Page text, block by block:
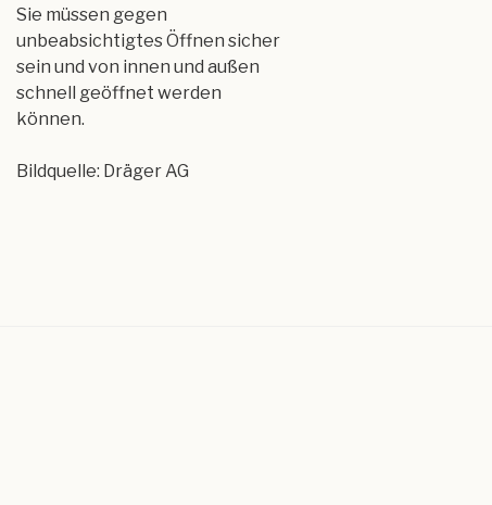
Sie müs­sen ge­gen
unbeabsichtigtes Öffnen sicher
sein und von innen und außen
schnell ge­öffnet werden
können.
Bildquelle: Dräger AG